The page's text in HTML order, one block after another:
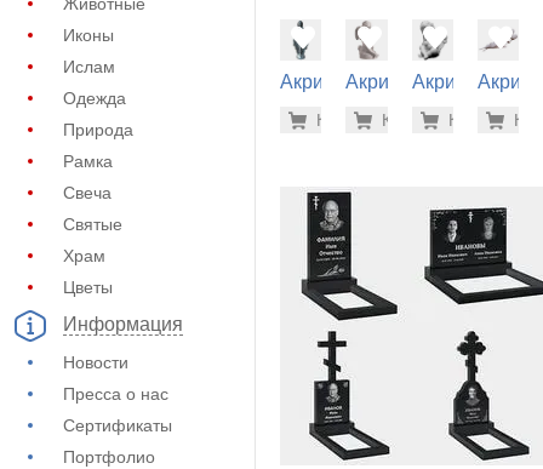
Иконы
Ислам
Одежда
Природа
Рамка
Свеча
Святые
Храм
Цветы
Информация
Новости
Пресса о нас
Сертификаты
Портфолио
Акрил на
(62-196)
-7% 75.700
Купить
Акрил на
(62-228)
-7%
Купить
Акрил на
(62-144)
-
Купить
Акрил
(62-